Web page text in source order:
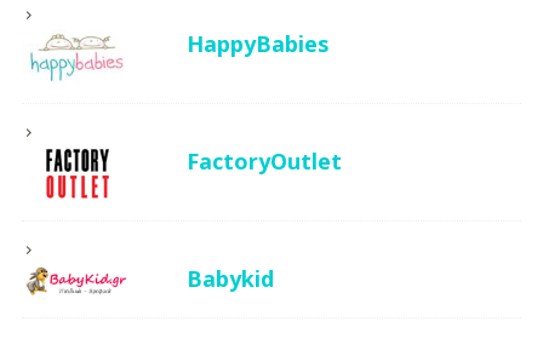
HappyBabies
FactoryOutlet
Babykid